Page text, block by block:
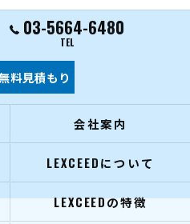
03-5664-6480
TEL
料見積もり
会社案内
LEXCEEDについて
LEXCEEDの特徴